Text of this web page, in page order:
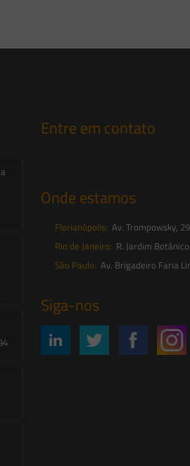
Entre em contato
Onde estamos
Florianópolis: Av. Trompowsky,
Rio de Janeiro: R. Jardim
São Paulo: Av. Brigadeiro Faria
Siga-nos